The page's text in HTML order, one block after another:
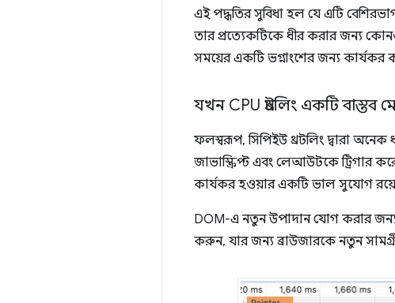
এই পদ্ধতির সুবিধা হল যে এটি
তার প্রত্যেকটিকে ধীর করার জন্য
সময়ের একটি ভগ্নাংশের জন্য কার্যকর
যখন CPU থ্রটলিং একটি
ফলস্বরূপ, সিপিইউ থ্রটলিং দ্বারা
জাভাস্ক্রিপ্ট এবং লেআউটকে ট্রিগার
কার্যকর হওয়ার একটি ভাল সুযোগ
DOM-এ নতুন উপাদান যোগ করার জন্য
করুন, যার জন্য ব্রাউজারকে নতুন